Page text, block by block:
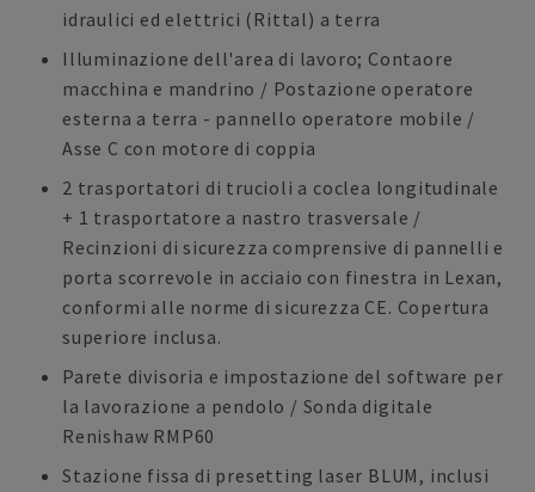
idraulici ed elettrici (Rittal) a terra
Illuminazione dell'area di lavoro; Contaore
macchina e mandrino / Postazione operatore
esterna a terra - pannello operatore mobile /
Asse C con motore di coppia
2 trasportatori di trucioli a coclea longitudinale
+ 1 trasportatore a nastro trasversale /
Recinzioni di sicurezza comprensive di pannelli e
porta scorrevole in acciaio con finestra in Lexan,
conformi alle norme di sicurezza CE. Copertura
superiore inclusa.
Parete divisoria e impostazione del software per
la lavorazione a pendolo / Sonda digitale
Renishaw RMP60
Stazione fissa di presetting laser BLUM, inclusi